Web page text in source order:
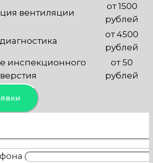
вентиляции
от 1500
рублей
от 4500
рублей
инспекционного
от 50
рублей